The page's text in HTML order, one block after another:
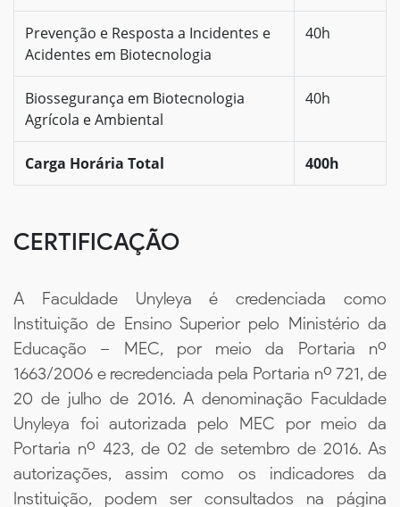
Prevenção e Resposta a Incidentes e
Acidentes em Biotecnologia
40h
Biossegurança em Biotecnologia
Agrícola e Ambiental
40h
Carga Horária Total 400h
CERTIFICAÇÃO
A Faculdade Unyleya é credenciada como
Instituição de Ensino Superior pelo Ministério da
Educação – MEC, por meio da Portaria nº
1663/2006 e recredenciada pela Portaria nº 721, de
20 de julho de 2016. A denominação Faculdade
Unyleya foi autorizada pelo MEC por meio da
Portaria nº 423, de 02 de setembro de 2016. As
autorizações, assim como os indicadores da
Instituição, podem ser consultados na página